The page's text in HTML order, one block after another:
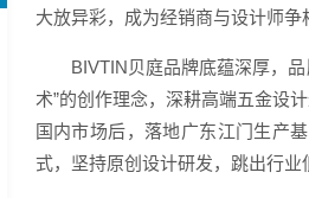
大放异彩，成为经销商与设计师
BIVTIN贝庭品牌底蕴深厚，
术”的创作理念，深耕高端五金设
国内市场后，落地广东江门生产
式，坚持原创设计研发，跳出行业